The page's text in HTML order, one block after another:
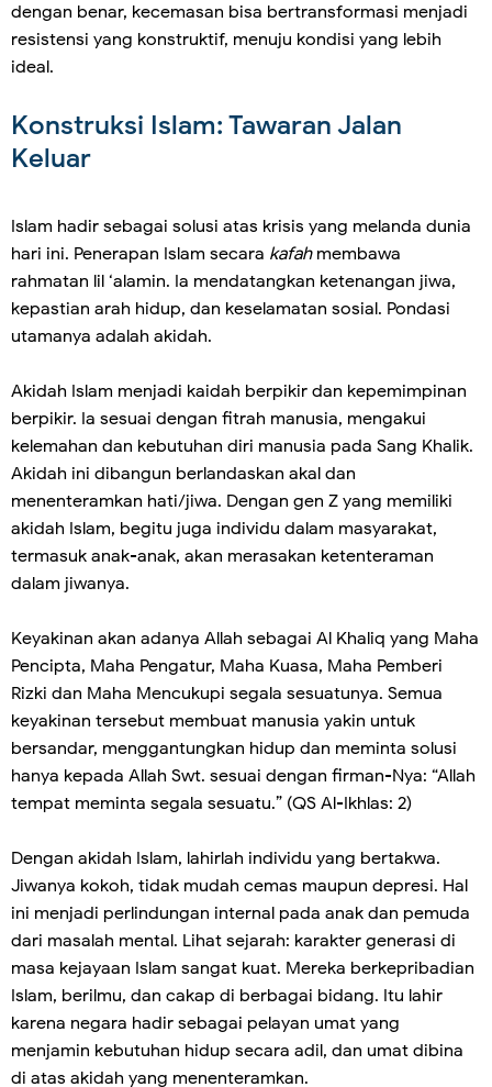
dengan benar, kecemasan bisa bertransformasi menjadi
resistensi yang konstruktif, menuju kondisi yang lebih
ideal.
Konstruksi Islam: Tawaran Jalan
Keluar
Islam hadir sebagai solusi atas krisis yang melanda dunia
hari ini. Penerapan Islam secara kafahmembawa
rahmatan lil ‘alamin. Ia mendatangkan ketenangan jiwa,
kepastian arah hidup, dan keselamatan sosial. Pondasi
utamanya adalah akidah.
Akidah Islam menjadi kaidah berpikir dan kepemimpinan
berpikir. Ia sesuai dengan fitrah manusia, mengakui
kelemahan dan kebutuhan diri manusia pada Sang Khalik.
Akidah ini dibangun berlandaskan akal dan
menenteramkan hati/jiwa. Dengan gen Z yang memiliki
akidah Islam, begitu juga individu dalam masyarakat,
termasuk anak-anak, akan merasakan ketenteraman
dalam jiwanya.
Keyakinan akan adanya Allah sebagai Al Khaliq yang Maha
Pencipta, Maha Pengatur, Maha Kuasa, Maha Pemberi
Rizki dan Maha Mencukupi segala sesuatunya. Semua
keyakinan tersebut membuat manusia yakin untuk
bersandar, menggantungkan hidup dan meminta solusi
hanya kepada Allah Swt. sesuai dengan firman-Nya: “Allah
tempat meminta segala sesuatu.” (QS Al-Ikhlas: 2)
Dengan akidah Islam, lahirlah individu yang bertakwa.
Jiwanya kokoh, tidak mudah cemas maupun depresi. Hal
ini menjadi perlindungan internal pada anak dan pemuda
dari masalah mental. Lihat sejarah: karakter generasi di
masa kejayaan Islam sangat kuat. Mereka berkepribadian
Islam, berilmu, dan cakap di berbagai bidang. Itu lahir
karena negara hadir sebagai pelayan umat yang
menjamin kebutuhan hidup secara adil, dan umat dibina
di atas akidah yang menenteramkan.